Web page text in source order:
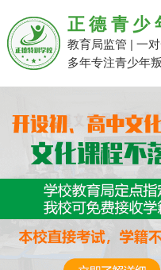
正德青少
教育局监管 | 一
多年专注青少年